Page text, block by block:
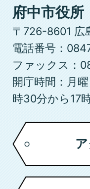
府
中
市
府中市役所
〒726-8601 広
電話番号：
ファックス：
開庁時間：月
時30分から17